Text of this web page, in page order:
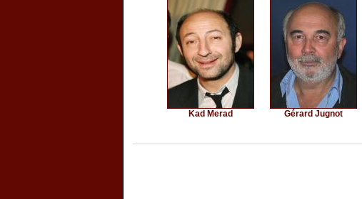
Kad Merad Gérard Jugnot